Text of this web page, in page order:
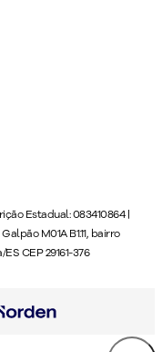
Estadual: 083410864 |
M01A B1.11, bairro
CEP 29161-376